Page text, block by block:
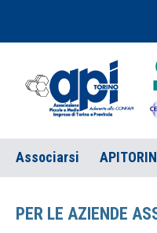
Associarsi
PER LE AZIENDE